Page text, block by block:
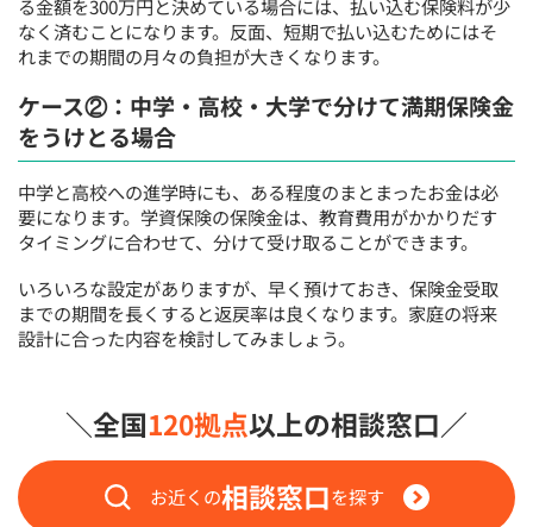
る金額を300万円と決めている場合には、払い込む保険料が少
なく済むことになります。反面、短期で払い込むためにはそ
れまでの期間の月々の負担が大きくなります。
ケース②：中学・高校・大学で分けて満期保険金
をうけとる場合
中学と高校への進学時にも、ある程度のまとまったお金は必
要になります。学資保険の保険金は、教育費用がかかりだす
タイミングに合わせて、分けて受け取ることができます。
いろいろな設定がありますが、早く預けておき、保険金受取
までの期間を長くすると返戻率は良くなります。家庭の将来
設計に合った内容を検討してみましょう。
＼全国120拠点以上の相談窓口／
お近くの相談窓口を探す